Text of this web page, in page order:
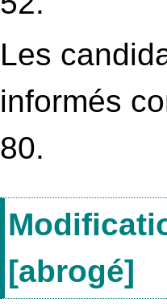
Les
informés
80.
[abrogé]